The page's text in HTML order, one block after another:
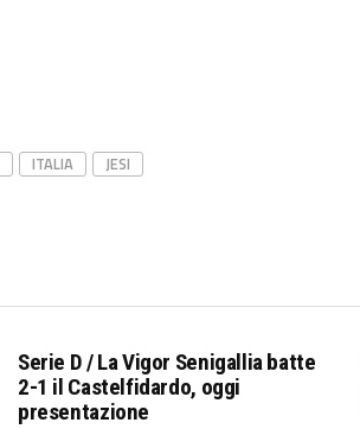
ITALIA
JESI
Serie D / La Vigor Senigallia batte
2-1 il Castelfidardo, oggi
presentazione